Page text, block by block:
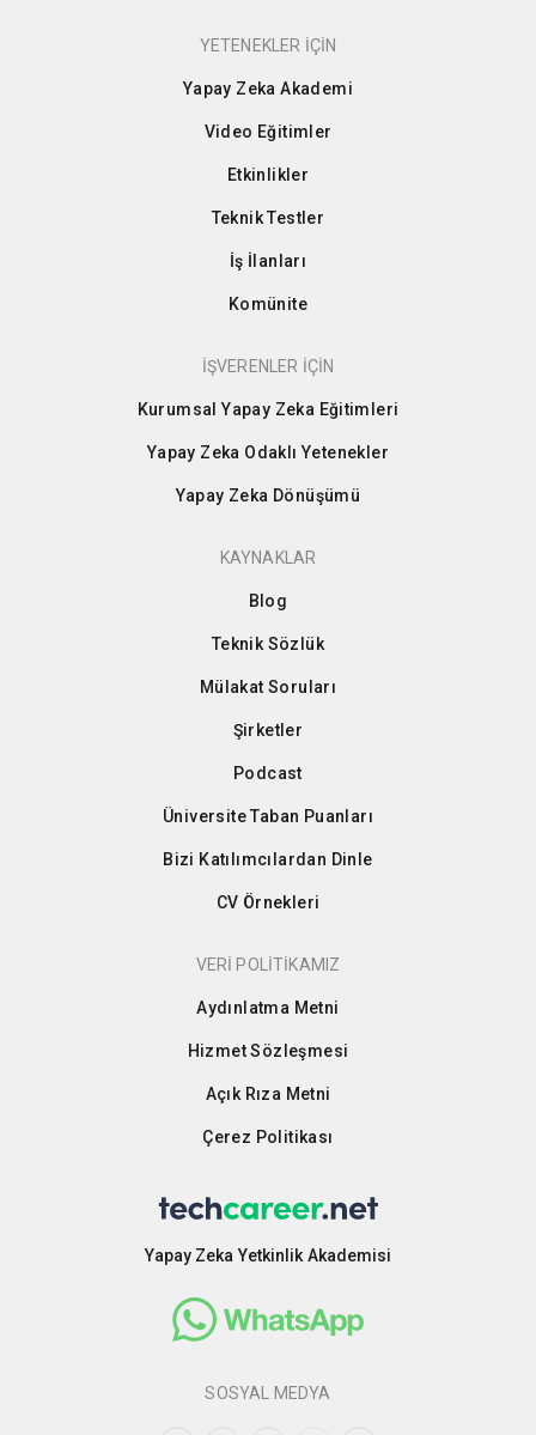
YETENEKLER İÇİN
Yapay Zeka Akademi
Video Eğitimler
Etkinlikler
Teknik Testler
İş İlanları
Komünite
İŞVERENLER İÇİN
Kurumsal Yapay Zeka Eğitimleri
Yapay Zeka Odaklı Yetenekler
Yapay Zeka Dönüşümü
KAYNAKLAR
Blog
Teknik Sözlük
Mülakat Soruları
Şirketler
Podcast
Üniversite Taban Puanları
Bizi Katılımcılardan Dinle
CV Örnekleri
VERİ POLİTİKAMIZ
Aydınlatma Metni
Hizmet Sözleşmesi
Açık Rıza Metni
Çerez Politikası
Yapay Zeka Yetkinlik Akademisi
SOSYAL MEDYA